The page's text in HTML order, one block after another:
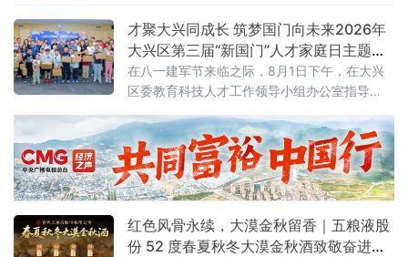
式上线发布。
才聚大兴同成长 筑梦国门向未来2026年
大兴区第三届“新国门”人才家庭日主题沙
龙活动圆满举行
在八一建军节来临之际，8月1日下午，在大兴
区委教育科技人才工作领导小组办公室指导
聚大兴同成长，筑梦国门向未来”大兴区第三
届“新国门”人才家庭日主题沙龙活动。
红色风骨永续，大漠金秋留香｜五粮液股
份 52 度春夏秋冬大漠金秋酒致敬奋进时